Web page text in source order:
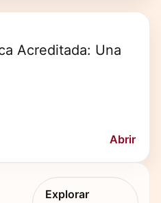
Acreditada: Una
Abrir
Explorar